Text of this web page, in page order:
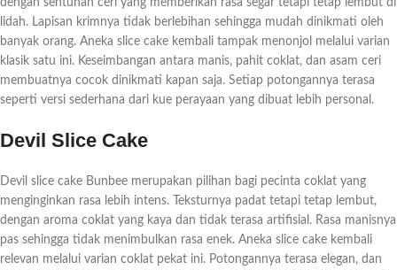
lidah. Lapisan krimnya tidak berlebihan sehingga mudah dinikmati oleh
banyak orang. Aneka slice cake kembali tampak menonjol melalui varian
klasik satu ini. Keseimbangan antara manis, pahit coklat, dan asam ceri
membuatnya cocok dinikmati kapan saja. Setiap potongannya terasa
seperti versi sederhana dari kue perayaan yang dibuat lebih personal.
Devil Slice Cake
Devil slice cake Bunbee merupakan pilihan bagi pecinta coklat yang
menginginkan rasa lebih intens. Teksturnya padat tetapi tetap lembut,
dengan aroma coklat yang kaya dan tidak terasa artifisial. Rasa manisnya
pas sehingga tidak menimbulkan rasa enek. Aneka slice cake kembali
relevan melalui varian coklat pekat ini. Potongannya terasa elegan, dan